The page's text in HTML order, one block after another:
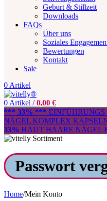
Geburt & Stillzeit
Downloads
FAQs
Über uns
Soziales
Bewertungen
Kontakt
Sale
0 Artikel
0 Artikel / 0,00 €
*** 33% *** EINFÜHRUNGS
NÄGEL KOMPLEX
33% HAUT HAARE NÄGEL
Passwort
Home/Mein Konto